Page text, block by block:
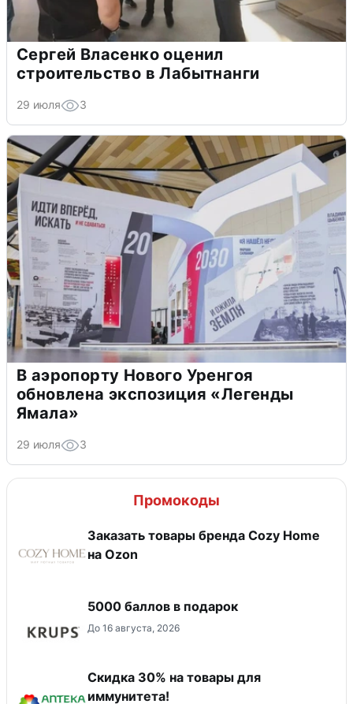
Сергей Власенко оценил
строительство в Лабытнанги
29 июля 3
В аэропорту Нового Уренгоя
обновлена экспозиция «Легенды
Ямала»
29 июля 3
Промокоды
Заказать товары бренда Cozy Home
на Ozon
5000 баллов в подарок
До 16 августа, 2026
Скидка 30% на товары для
иммунитета!